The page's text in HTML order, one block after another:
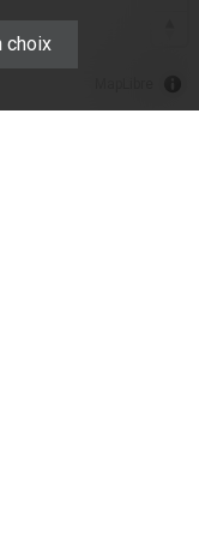
choix